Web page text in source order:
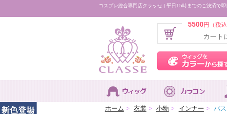
コスプレ総合専門店クラッセ | 平日15時までのご決済で
5500円（税
カート
ホーム > 衣装 > 小物 > インナー > バ